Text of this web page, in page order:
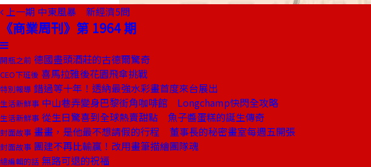
上一期 中東風暴 新經濟5問
《商業周刊》第 1964 期
開瓶之前 德國盡頭酒莊的古德爾驚奇
CEO下班後 喜馬拉雅後花園飛傘挑戰
特別報導 錯過等十年！透納最強水彩畫首度來台展出
生活新鮮事 中山巷弄變身巴黎街角咖啡館 Longchamp快閃全攻略
生活新鮮事 從生日驚喜到全球熱賣甜點 魚子醬蛋糕的誕生傳奇
封面故事 畫畫，是他最不想請假的行程 董事長的秘密畫室每週五開張
封面故事 團建不再比輸贏！改用畫筆描繪團隊魂
總編輯的話 無路可退的祝福